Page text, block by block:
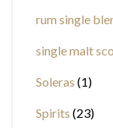
rum single
single malt
Soleras 1
Spirits 23